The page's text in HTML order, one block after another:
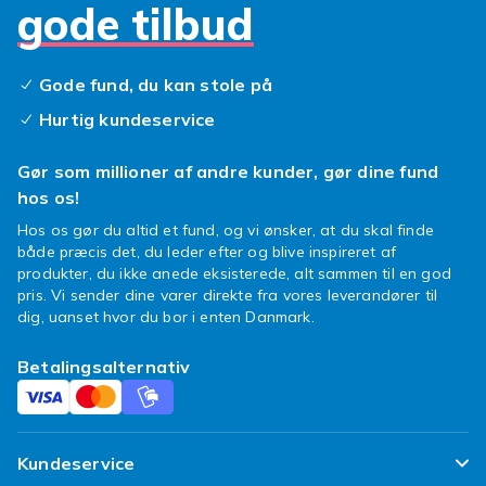
en pæn installation. Tjek VESA-målene
(typisk 75×75 eller 100×100 mm) inden du
Find din 20–30 tommers TV
Hos Fyndiq finder du et bredt sortiment af
kompakte TV-apparater fra kendte mærker
som Samsung, LG, Philips og TCL til
konkurrencedygtige priser. Sammenlign
modeller og find den rette TV til dit rum i dag.
kompaktformat
Selv i 20–30 tommer finder du i dag moderne
god farvegengivelse og indbyggede højttalere,
gode tilbud
Gode fund, du kan stole på
Hurtig kundeservice
Gør som millioner af andre kunder, gør dine fund
hos os!
Hos os gør du altid et fund, og vi ønsker, at du skal finde
både præcis det, du leder efter og blive inspireret af
produkter, du ikke anede eksisterede, alt sammen til en god
pris. Vi sender dine varer direkte fra vores leverandører til
dig, uanset hvor du bor i enten Danmark.
Betalingsalternativ
Kundeservice